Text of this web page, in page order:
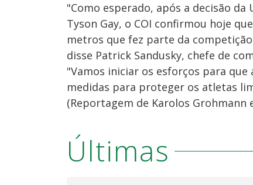
"Como esperado, após a decisão
Tyson Gay, o COI confirmou hoje
metros que fez parte da
disse Patrick Sandusky, chefe de
"Vamos iniciar os esforços para
medidas para proteger os atletas
(Reportagem de Karolos Grohmann
Últimas